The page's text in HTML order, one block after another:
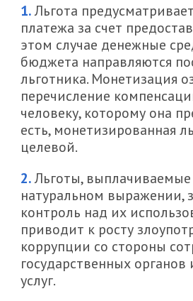
Льгота
платежа за счет
этом случае денежные
бюджета направляются
льготника. Монетизация
перечисление
человеку, которому она
есть, монетизированная
целевой.
Льготы,
натуральном выражении,
контроль над их
приводит к росту
коррупции со стороны
государственных
услуг.